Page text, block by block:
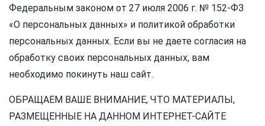
Федеральным законом от 27 июля 2006 г. № 152-ФЗ
«О персональных данных» и политикой обработки
персональных данных. Если вы не даете согласия на
обработку своих персональных данных, вам
необходимо покинуть наш сайт.
ОБРАЩАЕМ ВАШЕ ВНИМАНИЕ, ЧТО МАТЕРИАЛЫ,
РАЗМЕЩЕННЫЕ НА ДАННОМ ИНТЕРНЕТ-САЙТЕ